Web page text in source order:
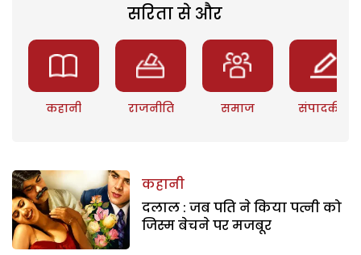
सरिता से और
कहानी राजनीति समाज संपादकीय
कहानी
दलाल : जब पति ने किया पत्नी को
जिस्म बेचने पर मजबूर